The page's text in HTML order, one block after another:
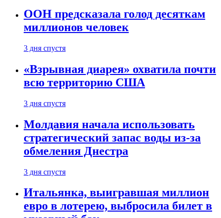
ООН предсказала голод десяткам
миллионов человек
3 дня спустя
«Взрывная диарея» охватила почти
всю территорию США
3 дня спустя
Молдавия начала использовать
стратегический запас воды из-за
обмеления Днестра
3 дня спустя
Итальянка, выигравшая миллион
евро в лотерею, выбросила билет в